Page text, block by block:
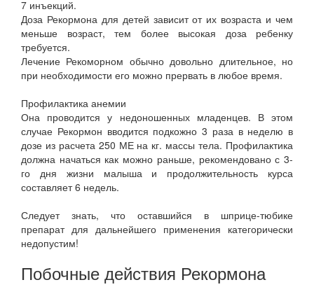
7 инъекций.
Доза Рекормона для детей зависит от их возраста и чем
меньше возраст, тем более высокая доза ребенку
требуется.
Лечение Рекоморном обычно довольно длительное, но
при необходимости его можно прервать в любое время.
Профилактика анемии
Она проводится у недоношенных младенцев. В этом
случае Рекормон вводится подкожно 3 раза в неделю в
дозе из расчета 250 МЕ на кг. массы тела. Профилактика
должна начаться как можно раньше, рекомендовано с 3-
го дня жизни малыша и продолжительность курса
составляет 6 недель.
Следует знать, что оставшийся в шприце-тюбике
препарат для дальнейшего применения категорически
недопустим!
Побочные действия Рекормона